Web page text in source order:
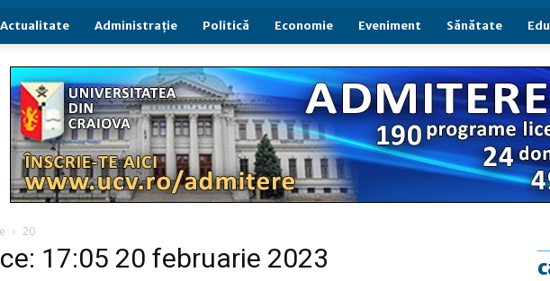
Cuvântul
Libertăţii
Actualitate Administraţie Politică Economie Eveniment Sănătate
20
17:05 20 februarie 2023